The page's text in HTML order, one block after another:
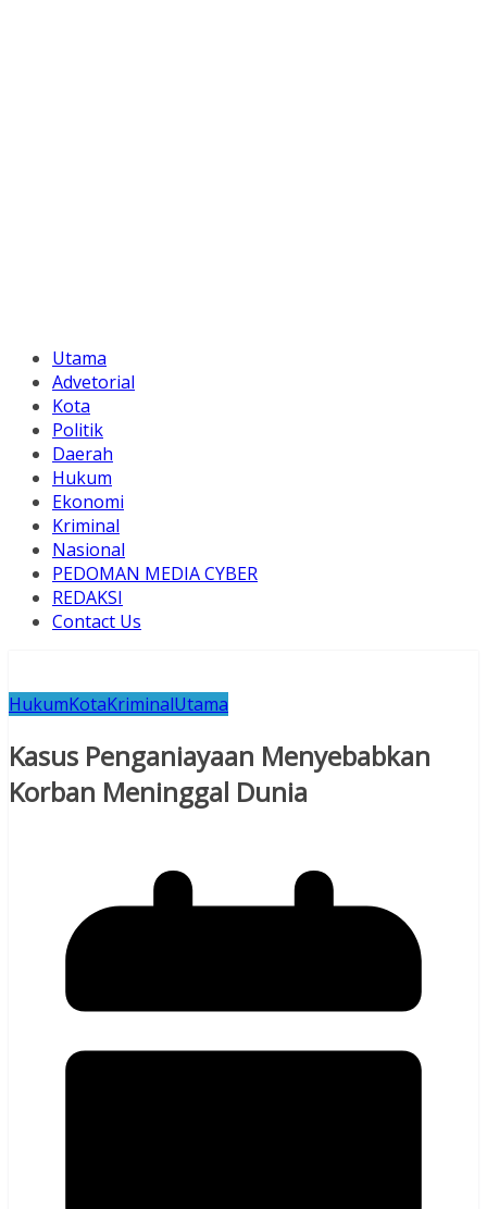
Utama
Advetorial
Kota
Politik
Daerah
Hukum
Ekonomi
Kriminal
Nasional
PEDOMAN MEDIA CYBER
REDAKSI
Contact Us
HukumKotaKriminalUtama
Kasus Penganiayaan Menyebabkan
Korban Meninggal Dunia